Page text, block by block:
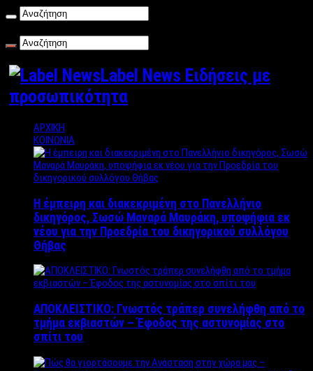
Label News Ειδήσεις με
προσωπικότητα
ΑΡΧΙΚΗ
ΚΟΙΝΩΝΙΑ
Η έμπειρη και διακεκριμένη στο Πανελλήνιο
δικηγόρος, Σωσώ Μαναρά Μαυράκη, υποψήφια εκ
νέου για την Προεδρία του δικηγορικού συλλόγου
Θήβας
ΑΠΟΚΛΕΙΣΤΙΚΟ: Γνωστός τράπερ συνελήφθη από το
τμήμα εκβιαστών – Έφοδος της αστυνομίας στο
σπίτι του